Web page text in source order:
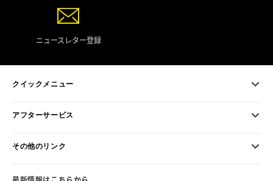
ニュースレター登録
クイックメニュー
アフターサービス
その他のリンク